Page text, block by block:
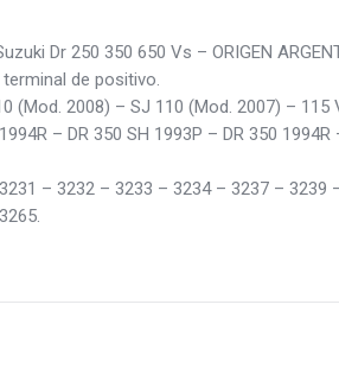
Dr 250 350 650 Vs – ORIGEN
terminal de positivo.
(Mod. 2008) – SJ 110 (Mod. 2007) –
– DR 350 SH 1993P – DR 350 1994R
– 3232 – 3233 – 3234 – 3237 – 3239